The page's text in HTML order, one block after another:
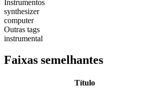
Instrumentos
synthesizer
computer
Outras tags
instrumental
Faixas semelhantes
Título